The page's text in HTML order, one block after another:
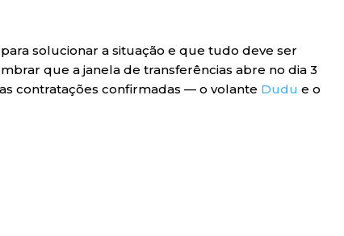
solucionar a situação e que tudo deve ser
que a janela de transferências abre no dia 3
contratações confirmadas — o volante Dudu e o